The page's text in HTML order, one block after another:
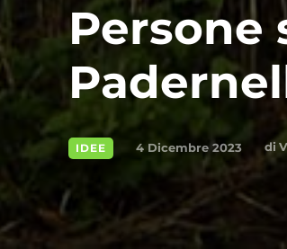
Persone
IDEE 4 Dicembre 2023 di